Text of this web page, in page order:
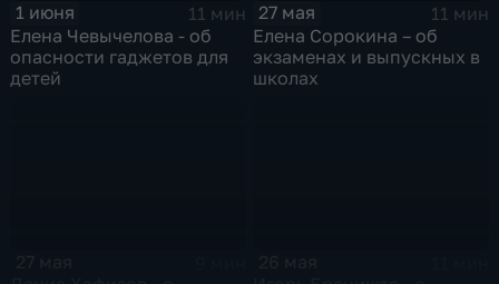
1 июня
11 мин
Елена Чевычелова - об
опасности гаджетов для
детей
27 мая
11 мин
Елена Сорокина – об
экзаменах и выпускных в
школах